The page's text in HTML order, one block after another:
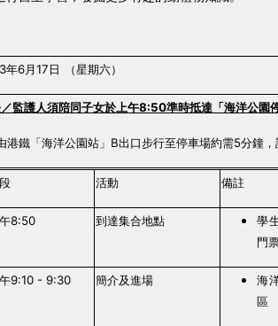
年6 月 17 日 （星期六）
監護人須陪同子女於上午8:50準時抵達「 海洋公園
港鐵「海洋公園站」 B出口步行至停車場約需5分鐘
活動 備註
8:50 到達集合地點
學
門
9:10 - 9:30 簡介及進場
海
區